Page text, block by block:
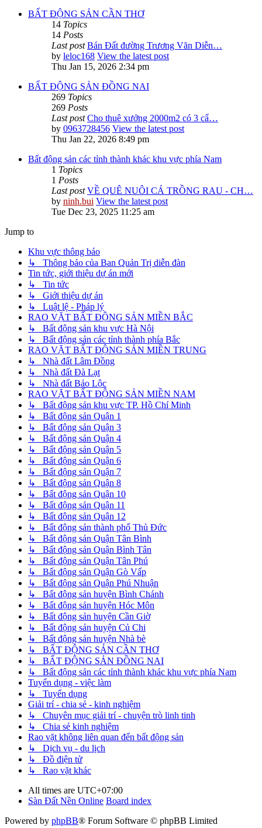
BẤT ĐỘNG SẢN CẦN THƠ
14 Topics
14 Posts
Last post Bán Đất đường Trương Văn Diễn…
by leloc168 View the latest post
Thu Jan 15, 2026 2:34 pm
BẤT ĐỘNG SẢN ĐỒNG NAI
269 Topics
269 Posts
Last post Cho thuê xưởng 2000m2 có 3 cẩ…
by 0963728456 View the latest post
Thu Jan 22, 2026 8:49 pm
Bất động sản các tỉnh thành khác khu vực phía Nam
1 Topics
1 Posts
Last post VỀ QUÊ NUÔI CÁ TRỒNG RAU - CH…
by ninh.bui View the latest post
Tue Dec 23, 2025 11:25 am
Jump to
Khu vực thông báo
↳ Thông báo của Ban Quản Trị diễn đàn
Tin tức, giới thiệu dự án mới
↳ Tin tức
↳ Giới thiệu dự án
↳ Luật lệ - Pháp lý
RAO VẶT BẤT ĐỘNG SẢN MIỀN BẮC
↳ Bất động sản khu vực Hà Nội
↳ Bất động sản các tỉnh thành phía Bắc
RAO VẶT BẤT ĐỘNG SẢN MIỀN TRUNG
↳ Nhà đất Lâm Đồng
↳ Nhà đất Đà Lạt
↳ Nhà đất Bảo Lộc
RAO VẶT BẤT ĐỘNG SẢN MIỀN NAM
↳ Bất động sản khu vực TP. Hồ Chí Minh
↳ Bất động sản Quận 1
↳ Bất động sản Quận 3
↳ Bất động sản Quận 4
↳ Bất động sản Quận 5
↳ Bất động sản Quận 6
↳ Bất động sản Quận 7
↳ Bất động sản Quận 8
↳ Bất động sản Quận 10
↳ Bất động sản Quận 11
↳ Bất động sản Quận 12
↳ Bất động sản thành phố Thủ Đức
↳ Bất động sản Quận Tân Bình
↳ Bất động sản Quận Bình Tân
↳ Bất động sản Quận Tân Phú
↳ Bất động sản Quận Gò Vấp
↳ Bất động sản Quận Phú Nhuận
↳ Bất động sản huyện Bình Chánh
↳ Bất động sản huyện Hóc Môn
↳ Bất động sản huyện Cần Giờ
↳ Bất động sản huyện Củ Chi
↳ Bất động sản huyện Nhà bè
↳ BẤT ĐỘNG SẢN CẦN THƠ
↳ BẤT ĐỘNG SẢN ĐỒNG NAI
↳ Bất động sản các tỉnh thành khác khu vực phía Nam
Tuyển dụng - việc làm
↳ Tuyển dụng
Giải trí - chia sẻ - kinh nghiệm
↳ Chuyên mục giải trí - chuyện trò linh tinh
↳ Chia sẻ kinh nghiệm
Rao vặt không liên quan đến bất động sản
↳ Dịch vụ - du lịch
↳ Đồ điện tử
↳ Rao vặt khác
All times are UTC+07:00
Sàn Đất Nền Online Board index
Powered by phpBB® Forum Software © phpBB Limited